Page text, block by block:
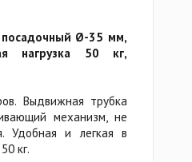
посадочный Ø-35 мм,
нагрузка 50 кг,
Выдвижная трубка
механизм, не
Удобная и легкая в
кг.